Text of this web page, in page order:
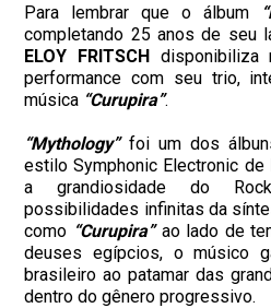
Para lembrar que o álbum
completando 25 anos de seu
ELOY FRITSCH
performance com seu trio,
música “Curupira”.
“Mythology”foi um dos
estilo Symphonic Electronic de
a grandiosidade do
possibilidades infinitas da
como “Curupira”ao lado de
deuses egípcios, o músico
brasileiro ao patamar das
dentro do gênero progressivo.